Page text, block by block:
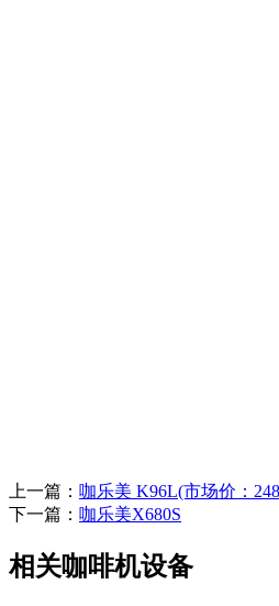
上一篇： 咖乐美 K96L(市场价：
下一篇： 咖乐美X680S
相关咖啡机设备